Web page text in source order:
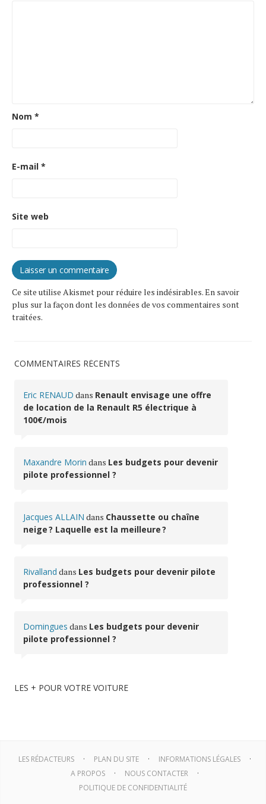
Nom *
E-mail *
Site web
Ce site utilise Akismet pour réduire les indésirables.En savoir
plus sur la façon dont les données de vos commentaires sont
traitées.
COMMENTAIRES RÉCENTS
Eric RENAUD dans Renault envisage une offre
de location de la Renault R5 électrique à
100€/mois
Maxandre Morin dans Les budgets pour devenir
pilote professionnel ?
Jacques ALLAIN dans Chaussette ou chaîne
neige ? Laquelle est la meilleure ?
Rivalland dans Les budgets pour devenir pilote
professionnel ?
Domingues dans Les budgets pour devenir
pilote professionnel ?
LES + POUR VOTRE VOITURE
LES RÉDACTEURS PLAN DU SITE
INFORMATIONS LÉGALES
A PROPOS
NOUS CONTACTER
POLITIQUE DE CONFIDENTIALITÉ